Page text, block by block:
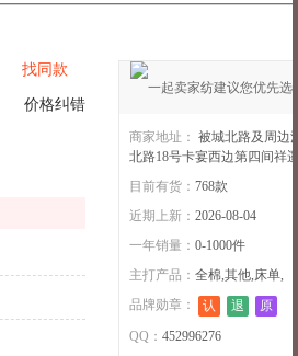
找同款
价格纠错
祥遥家纺 4年店
商家地址： 被城北路及周边
北路18号卡宴西边第四间祥
目前有货： 768款
近期上新： 2026-08-04
一年销量： 0-1000件
主打产品： 全棉,其他,床单,
品牌勋章：
认 退
原
QQ： 452996276